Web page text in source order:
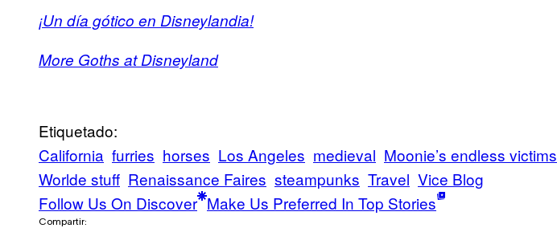
¡Un día gótico en Disneylandia!
More Goths at Disneyland
Etiquetado:
California furries horses Los Angeles medieval Moonie’s endless victims
Worlde stuff Renaissance Faires steampunks Travel Vice Blog
Follow Us On Discover Make Us Preferred In Top Stories
Compartir: